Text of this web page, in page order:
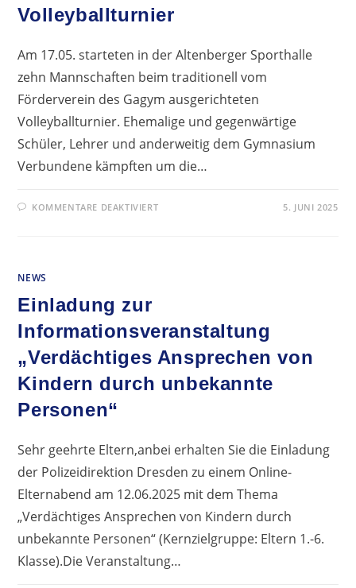
Volleyballturnier
Am 17.05. starteten in der Altenberger Sporthalle
zehn Mannschaften beim traditionell vom
Förderverein des Gagym ausgerichteten
Volleyballturnier. Ehemalige und gegenwärtige
Schüler, Lehrer und anderweitig dem Gymnasium
Verbundene kämpften um die…
KOMMENTARE DEAKTIVIERTFÜR 5. JUNI 2025
NEWS
Einladung zur
Informationsveranstaltung
„Verdächtiges Ansprechen von
Kindern durch unbekannte
Personen“
Sehr geehrte Eltern,anbei erhalten Sie die Einladung
der Polizeidirektion Dresden zu einem Online-
Elternabend am 12.06.2025 mit dem Thema
„Verdächtiges Ansprechen von Kindern durch
unbekannte Personen“ (Kernzielgruppe: Eltern 1.-6.
Klasse).Die Veranstaltung…